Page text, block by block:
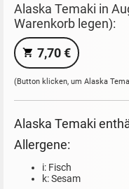
Alaska Temaki in
Warenkorb legen):
7,70 €
(Button klicken, um Alaska
Alaska Temaki
Allergene:
i: Fisch
k: Sesam